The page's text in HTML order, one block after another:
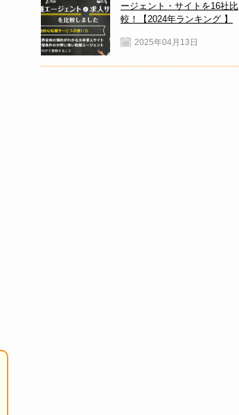
ージェント・サイトを16社比
較！【2024年ランキング 】
2025年04月13日